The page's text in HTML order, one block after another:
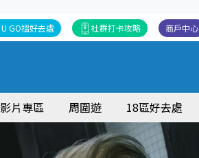
商戶中心
社群打卡攻略
U GO搵好去處
影片專區 周圍遊 18區好去處